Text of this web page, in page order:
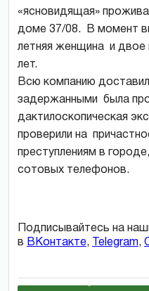
«ясновидящая»
доме 37/08. В момент
летняя женщина и двое
лет.
Всю компанию
задержанными была
дактилоскопическая
проверили на
преступлениям в
сотовых телефонов.
Подписывайтесь на
в ВКонтакте, Telegram,